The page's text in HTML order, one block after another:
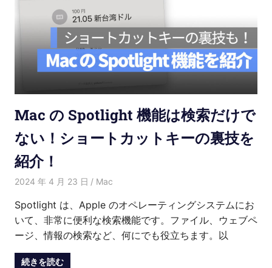
Mac の Spotlight 機能は検索だけで
ない！ショートカットキーの裏技を
紹介！
2024 年 4 月 23 日 愛麗絲
Mac
Spotlight は、Apple のオペレーティングシステムにお
いて、非常に便利な検索機能です。ファイル、ウェブペ
ージ、情報の検索など、何にでも役立ちます。以
続きを読む